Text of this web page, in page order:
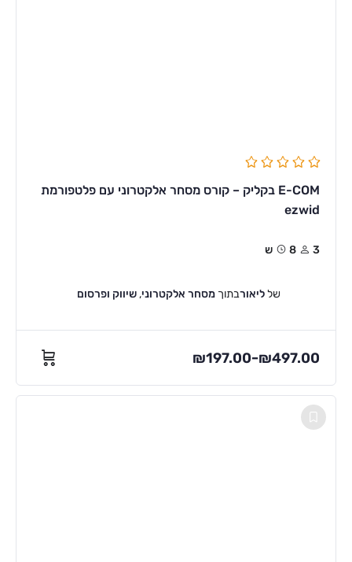
E-COM בקליק – קורס מסחר אלקטרוני עם פלטפורמת
ezwid
3 8ש
שלליאורבתוך מסחר אלקטרוני,שיווק ופרסום
₪197.00–₪497.00